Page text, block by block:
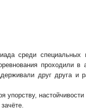
среди
проходили в
друг друга и